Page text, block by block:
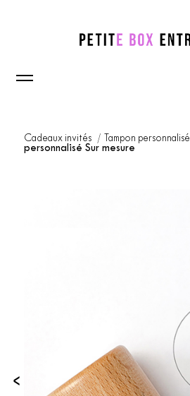
Cadeaux invités Tampon personnalisé
personnalisé Sur mesure
‹